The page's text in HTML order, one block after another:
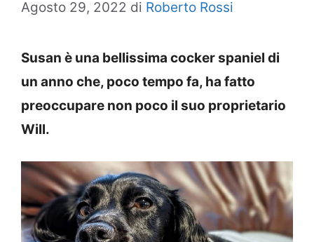
Agosto 29, 2022 di Roberto Rossi
Susan è una bellissima cocker spaniel di
un anno che, poco tempo fa, ha fatto
preoccupare non poco il suo proprietario
Will.